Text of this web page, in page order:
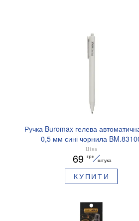
Ручка Buromax гелева
0,5 мм сині чорнила
Ціна
69 грн
штука
КУПИТИ